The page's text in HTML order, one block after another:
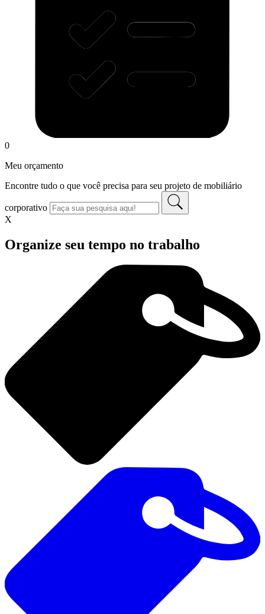
0
Meu orçamento
Encontre tudo o que você precisa para seu projeto de mobiliário
corporativo
X
Organize seu tempo no trabalho